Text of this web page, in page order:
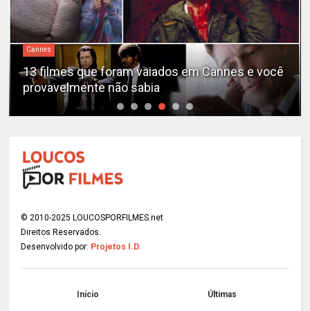
Cannes
13 filmes que foram vaiados em Cannes e você
provavelmente não sabia
© 2010-2025 LOUCOSPORFILMES.net
Direitos Reservados.
Desenvolvido por: Projetos I.D.
Início Últimas